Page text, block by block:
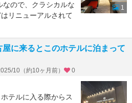
ので、クラシカルな
リニューアルされて
1
に来るとこのホテルに泊まって
10（約10ヶ月前） 0
テルに入る際からス